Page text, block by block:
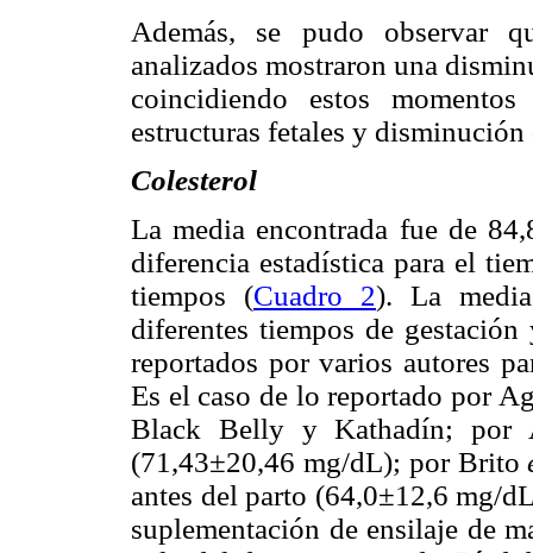
Además, se pudo observar
analizados mostraron una
coincidiendo estos
estructuras fetales y
Colesterol
La media encontrada fue de
diferencia estadística para el
tiempos (Cuadro 2). La
diferentes tiempos de
reportados por varios autores
Es el caso de lo reportado por
Black Belly y Kathadín; por
(71,43±20,46 mg/dL); por Brito
antes del parto (64,0±12,6 mg/
suplementación de ensilaje de